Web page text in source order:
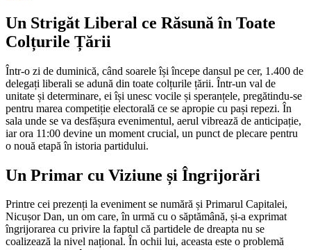
Un Strigăt Liberal ce Răsună în Toate
Colțurile Țării
Într-o zi de duminică, când soarele își începe dansul pe cer, 1.400 de
delegați liberali se adună din toate colțurile țării. Într-un val de
unitate și determinare, ei își unesc vocile și speranțele, pregătindu-se
pentru marea competiție electorală ce se apropie cu pași repezi. În
sala unde se va desfășura evenimentul, aerul vibrează de anticipație,
iar ora 11:00 devine un moment crucial, un punct de plecare pentru
o nouă etapă în istoria partidului.
Un Primar cu Viziune și Îngrijorări
Printre cei prezenți la eveniment se numără și Primarul Capitalei,
Nicușor Dan, un om care, în urmă cu o săptămână, și-a exprimat
îngrijorarea cu privire la faptul că partidele de dreapta nu se
coalizează la nivel național. În ochii lui, aceasta este o problemă